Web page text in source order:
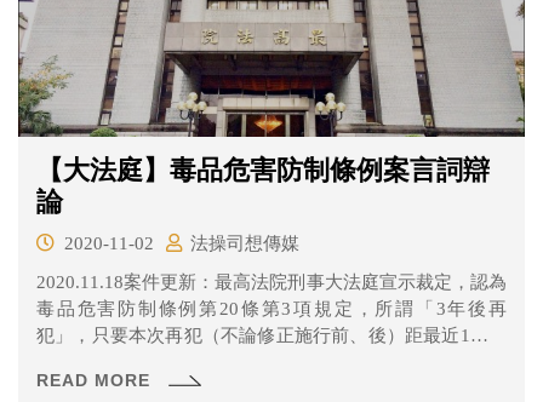
【大法庭】毒品危害防制條例案言詞辯
論
2020-11-02
法操司想傳媒
2020.11.18案件更新：最高法院刑事大法庭宣示裁定，認為
毒品危害防制條例第20條第3項規定，所謂「3年後再
犯」，只要本次再犯（不論修正施行前、後）距最近1次觀
之，不因其間有無犯第10條之罪經起訴、判刑或執行而受
READ MORE